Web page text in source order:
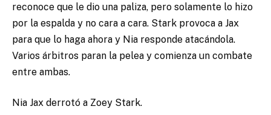
reconoce que le dio una paliza, pero solamente lo hizo
por la espalda y no cara a cara. Stark provoca a Jax
para que lo haga ahora y Nia responde atacándola.
Varios árbitros paran la pelea y comienza un combate
entre ambas.
Nia Jax derrotó a Zoey Stark.